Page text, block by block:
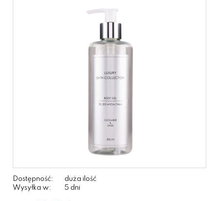
Dostępność:
duża ilość
Wysyłka w:
5 dni